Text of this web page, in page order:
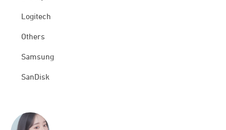
Logitech
Others
Samsung
SanDisk